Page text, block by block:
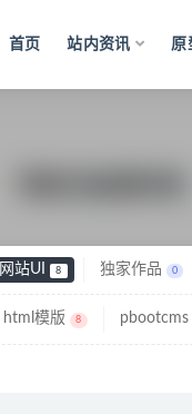
首页 站内资讯 原
网站UI 8 独家作品 0
html模版 8 pbootcms